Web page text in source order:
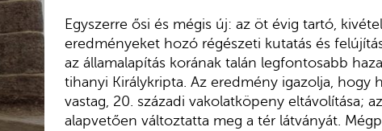
Egyszerre ősi és mégis új: az öt évig tartó,
eredményeket hozó régészeti kutatás és
az államalapítás korának talán legfontosabb
tihanyi Királykripta. Az eredmény igazolja, hogy
vastag, 20. századi vakolatköpeny eltávolítása;
alapvetően változtatta meg a tér látványát.